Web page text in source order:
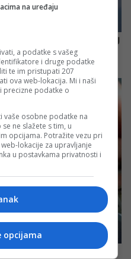
na uređaju
a podatke s vašeg
i druge podatke
te im pristupati 207
ova web-lokacija. Mi i naši
podatke o
vaše osobne podatke na
ne slažete s tim, u
opcijama. Potražite vezu pri
lokacije za upravljanje
u postavkama privatnosti i
opcijama